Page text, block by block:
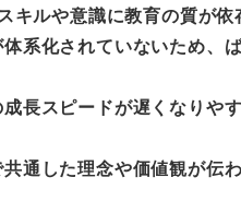
キルや意識に教育の質が依
系化されていないため、
長スピードが遅くなりや
通した理念や価値観が伝